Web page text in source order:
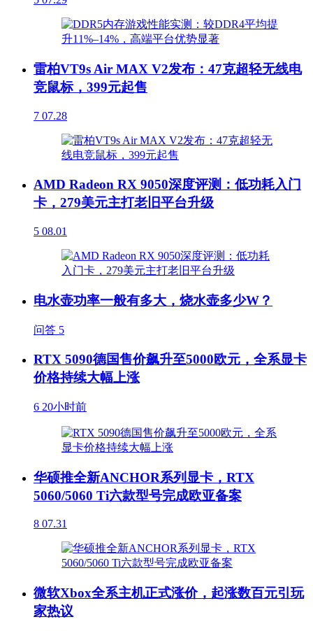
雷柏VT9s Air MAX V2发布：47克超轻无线电
竞鼠标，399元起售
7 07.28
AMD Radeon RX 9050深度评测：低功耗入门
卡，279美元主打老旧平台升级
5 08.01
电水壶功率一般有多大，烧水壶多少W？
问答 5
RTX 5090德国售价飙升至5000欧元，全系显卡
价格持续大幅上涨
6 20小时前
华硕推全新ANCHOR系列显卡，RTX
5060/5060 Ti六款型号完成欧亚备案
8 07.31
微软Xbox全系主机正式涨价，起涨数百元引玩
家热议